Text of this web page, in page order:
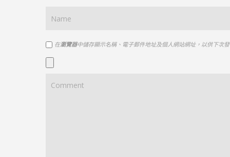
在瀏覽器中儲存顯示名稱、電子郵件地址及個人網站網址，以供下次